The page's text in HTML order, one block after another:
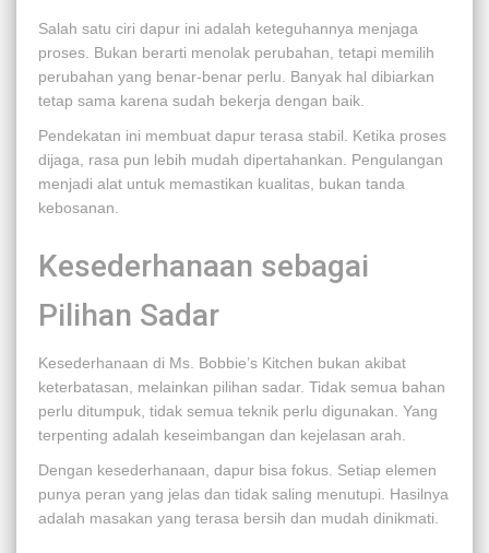
Salah satu ciri dapur ini adalah keteguhannya menjaga
proses. Bukan berarti menolak perubahan, tetapi memilih
perubahan yang benar-benar perlu. Banyak hal dibiarkan
tetap sama karena sudah bekerja dengan baik.
Pendekatan ini membuat dapur terasa stabil. Ketika proses
dijaga, rasa pun lebih mudah dipertahankan. Pengulangan
menjadi alat untuk memastikan kualitas, bukan tanda
kebosanan.
Kesederhanaan sebagai
Pilihan Sadar
Kesederhanaan di Ms. Bobbie’s Kitchen bukan akibat
keterbatasan, melainkan pilihan sadar. Tidak semua bahan
perlu ditumpuk, tidak semua teknik perlu digunakan. Yang
terpenting adalah keseimbangan dan kejelasan arah.
Dengan kesederhanaan, dapur bisa fokus. Setiap elemen
punya peran yang jelas dan tidak saling menutupi. Hasilnya
adalah masakan yang terasa bersih dan mudah dinikmati.